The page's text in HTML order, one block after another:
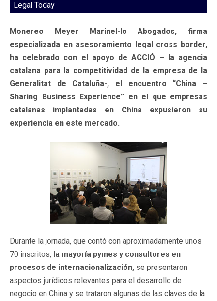
Legal Today
Monereo Meyer Marinel-lo Abogados, firma
especializada en asesoramiento legal cross border,
ha celebrado con el apoyo de ACCIÓ – la agencia
catalana para la competitividad de la empresa de la
Generalitat de Cataluña-, el encuentro “China –
Sharing Business Experience” en el que empresas
catalanas implantadas en China expusieron su
experiencia en este mercado.
Durante la jornada, que contó con aproximadamente unos
70 inscritos, la mayoría pymes y consultores en
procesos de internacionalización, se presentaron
aspectos jurídicos relevantes para el desarrollo de
negocio en China y se trataron algunas de las claves de la